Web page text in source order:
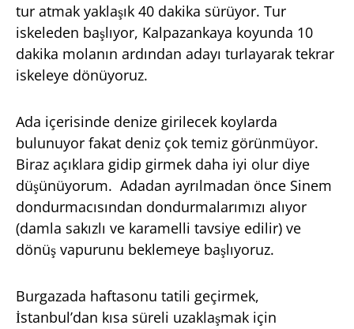
tur atmak yaklaşık 40 dakika sürüyor. Tur
iskeleden başlıyor, Kalpazankaya koyunda 10
dakika molanın ardından adayı turlayarak tekrar
iskeleye dönüyoruz.
Ada içerisinde denize girilecek koylarda
bulunuyor fakat deniz çok temiz görünmüyor.
Biraz açıklara gidip girmek daha iyi olur diye
düşünüyorum. Adadan ayrılmadan önce Sinem
dondurmacısından dondurmalarımızı alıyor
(damla sakızlı ve karamelli tavsiye edilir) ve
dönüş vapurunu beklemeye başlıyoruz.
Burgazada haftasonu tatili geçirmek,
İstanbul’dan kısa süreli uzaklaşmak için